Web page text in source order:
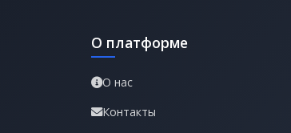
О платформе
О нас
Контакты